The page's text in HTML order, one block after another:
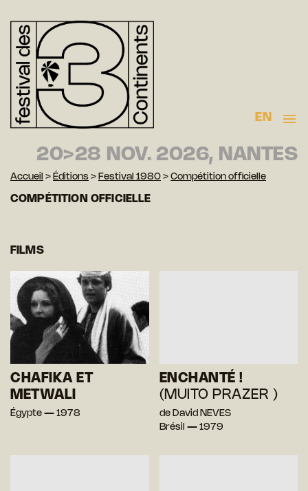
EN
20>28 NOV. 2026, NANTES
Accueil > Éditions > Festival 1980 > Compétition officielle
COMPÉTITION OFFICIELLE
FILMS
CHAFIKA ET
METWALI
Égypte — 1978
ENCHANTÉ !
(MUITO PRAZER )
de David NEVES
Brésil — 1979